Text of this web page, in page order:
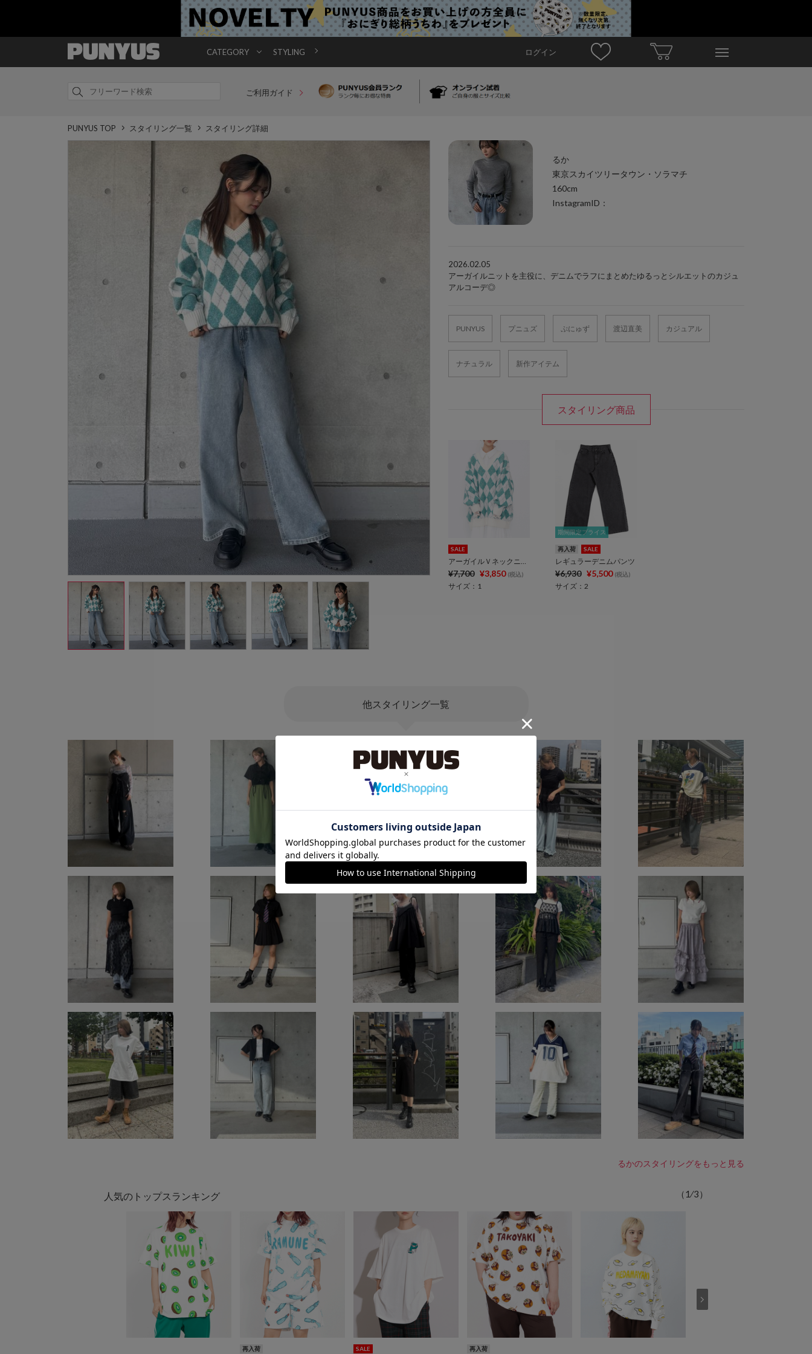
CATEGORY STYLING ログイン
ご利用ガイド
PUNYUS TOP スタイリング一覧 スタイリング詳細
るか
東京スカイツリータウン・ソラマチ
160cm
InstagramID：
2026.02.05
アーガイルニットを主役に、デニムでラフにまとめたゆるっとシルエットのカジュ
アルコーデ◎
PUNYUS プニュズ ぷにゅず 渡辺直美 カジュアル
ナチュラル 新作アイテム
スタイリング商品
SALE
アーガイルＶネックニット
¥7,700 ¥3,850 (税込)
サイズ：1
期間限定プライス
再入荷 SALE
レギュラーデニムパンツ
¥6,930 ¥5,500 (税込)
サイズ：2
他スタイリング一覧
るかのスタイリングをもっと見る
人気のトップスランキング （1⁄3）
再入荷 SALE 再入荷